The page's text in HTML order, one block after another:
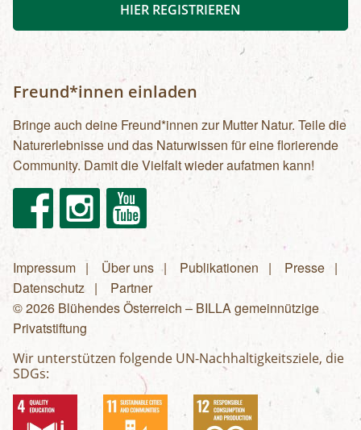
HIER REGISTRIEREN
Freund*innen einladen
Bringe auch deine Freund*innen zur Mutter Natur. Teile die
Naturerlebnisse und das Naturwissen für eine florierende
Community. Damit die Vielfalt wieder aufatmen kann!
FacebookInstagram Youtube
Fußzeilenmenü
Impressum Über uns Publikationen
Presse
Datenschutz
Partner
© 2026 Blühendes Österreich – BILLA gemeinnützige
Privatstiftung
Wir unterstützen folgende UN-Nachhaltigkeitsziele, die
SDGs: